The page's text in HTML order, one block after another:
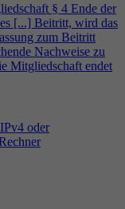
§ 4 Ende der
[...] Beitritt, wird das
zum Beitritt
Nachweise zu
Mitgliedschaft endet
4 oder